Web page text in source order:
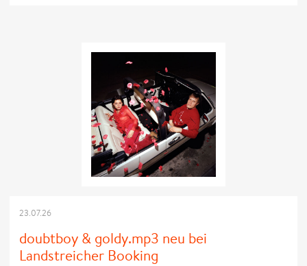
23.07.26
doubtboy & goldy.mp3 neu bei
Landstreicher Booking